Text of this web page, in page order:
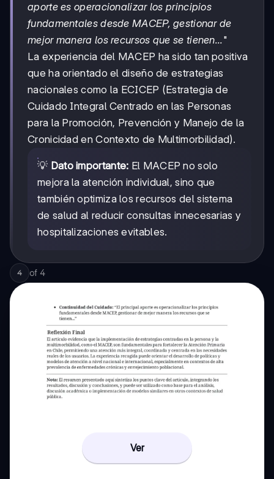
aporte es operacionalizar los principios
fundamentales desde MACEP, gestionar de
mejor manera los recursos que se tienen..."
La experiencia del MACEP ha sido tan positiva
que ha orientado el diseño de estrategias
nacionales como la ECICEP (Estrategia de
Cuidado Integral Centrado en las Personas
para la Promoción, Prevención y Manejo de la
Cronicidad en Contexto de Multimorbilidad).
💡 Dato importante: El MACEP no solo
mejora la atención individual, sino que
también optimiza los recursos del sistema
de salud al reducir consultas innecesarias y
hospitalizaciones evitables.
4 of 4
Ver